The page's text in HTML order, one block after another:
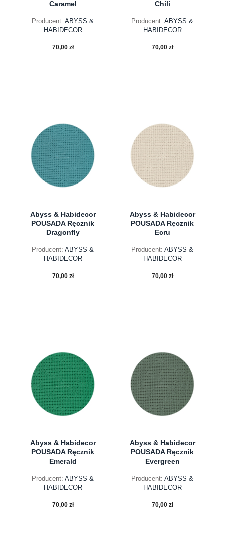
Caramel
Producent: ABYSS &
HABIDECOR
70,00 zł
do koszyka
Chili
Producent: ABYSS &
HABIDECOR
70,00 zł
do koszyka
Abyss & Habidecor
POUSADA Ręcznik
Dragonfly
Producent: ABYSS &
HABIDECOR
70,00 zł
do koszyka
Abyss & Habidecor
POUSADA Ręcznik
Ecru
Producent: ABYSS &
HABIDECOR
70,00 zł
do koszyka
Abyss & Habidecor
POUSADA Ręcznik
Emerald
Producent: ABYSS &
HABIDECOR
70,00 zł
Abyss & Habidecor
POUSADA Ręcznik
Evergreen
Producent: ABYSS &
HABIDECOR
70,00 zł